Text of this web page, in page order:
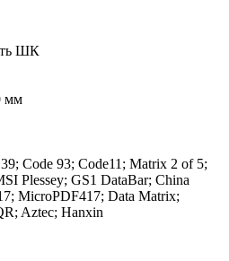
ШК
мм
Code 93; Code11; Matrix 2 of 5;
Plessey; GS1 DataBar; China
MicroPDF417; Data Matrix;
Aztec; Hanxin